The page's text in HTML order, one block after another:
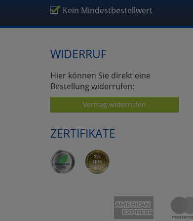
Kein Mindestbestellwert
WIDERRUF
Hier können Sie direkt eine
Bestellung widerrufen:
Vertrag widerrufen
ZERTIFIKATE